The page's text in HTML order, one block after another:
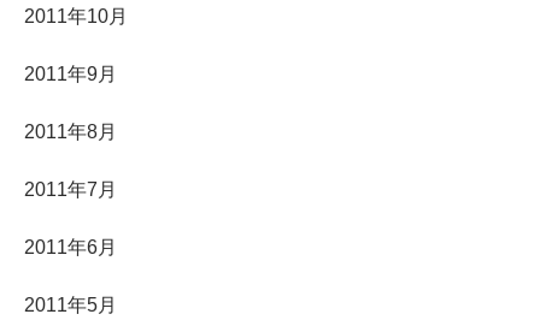
2011年10月
2011年9月
2011年8月
2011年7月
2011年6月
2011年5月